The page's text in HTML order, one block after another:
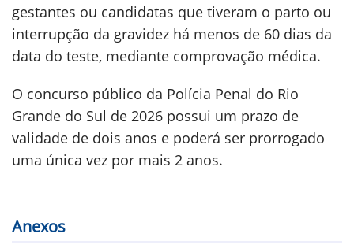
gestantes ou candidatas que tiveram o parto ou
interrupção da gravidez há menos de 60 dias da
data do teste, mediante comprovação médica.
O concurso público da Polícia Penal do Rio
Grande do Sul de 2026 possui um prazo de
validade de dois anos e poderá ser prorrogado
uma única vez por mais 2 anos.
Anexos